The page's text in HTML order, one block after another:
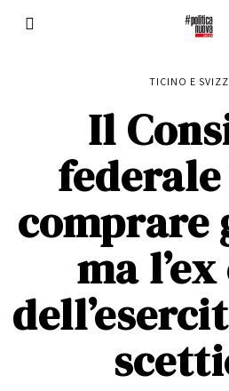
TICINO E
Il
comprare
ma